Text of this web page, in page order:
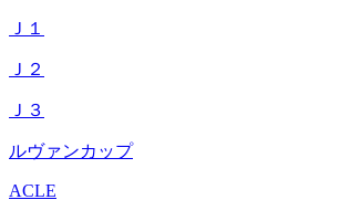
Ｊ１
Ｊ２
Ｊ３
ルヴァンカップ
ACLE